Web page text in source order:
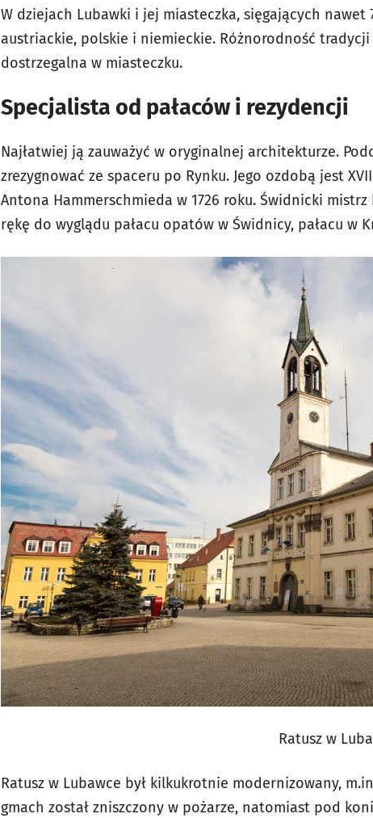
W dziejach Lubawki i jej miasteczka, sięgających nawet
austriackie, polskie i niemieckie. Różnorodność
dostrzegalna w miasteczku.
Specjalista od pałaców i rezydencji
Najłatwiej ją zauważyć w oryginalnej architekturze.
zrezygnować ze spaceru po Rynku. Jego ozdobą jest
Antona Hammerschmieda w 1726 roku. Świdnicki
rękę do wyglądu pałacu opatów w Świdnicy, pałacu w
Ratusz w
Ratusz w Lubawce był kilkukrotnie modernizowany,
gmach został zniszczony w pożarze, natomiast pod